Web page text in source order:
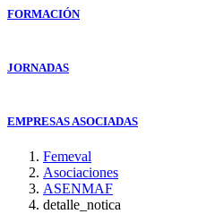
FORMACIÓN
JORNADAS
EMPRESAS ASOCIADAS
Femeval
Asociaciones
ASENMAF
detalle_notica